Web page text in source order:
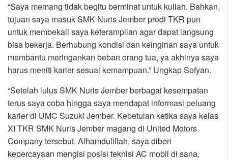
“Saya memang tidak begitu berminat untuk kuliah. Bahkan,
tujuan saya masuk SMK Nuris Jember prodi TKR pun
untuk membekali saya keterampilan agar dapat langsung
bisa bekerja. Berhubung kondisi dan keinginan saya untuk
membantu meringankan beban orang tua, ya akhinya saya
harus meniti karier sesuai kemampuan.” Ungkap Sofyan.
“Setelah lulus SMK Nuris Jember berbagai kesempatan
terus saya coba hingga saya mendapat informasi peluang
karier di UMC Suzuki Jember. Kebetulan ketika saya kelas
XI TKR SMK Nuris Jember magang di United Motors
Company tersebut. Alhamdulillah, saya diberi
kepercayaan mengisi posisi teknisi AC mobil di sana,